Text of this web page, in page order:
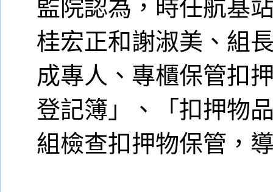
桂宏正和謝淑美、組
成專人、專櫃保管扣
登記簿」、「扣押物
組檢查扣押物保管，